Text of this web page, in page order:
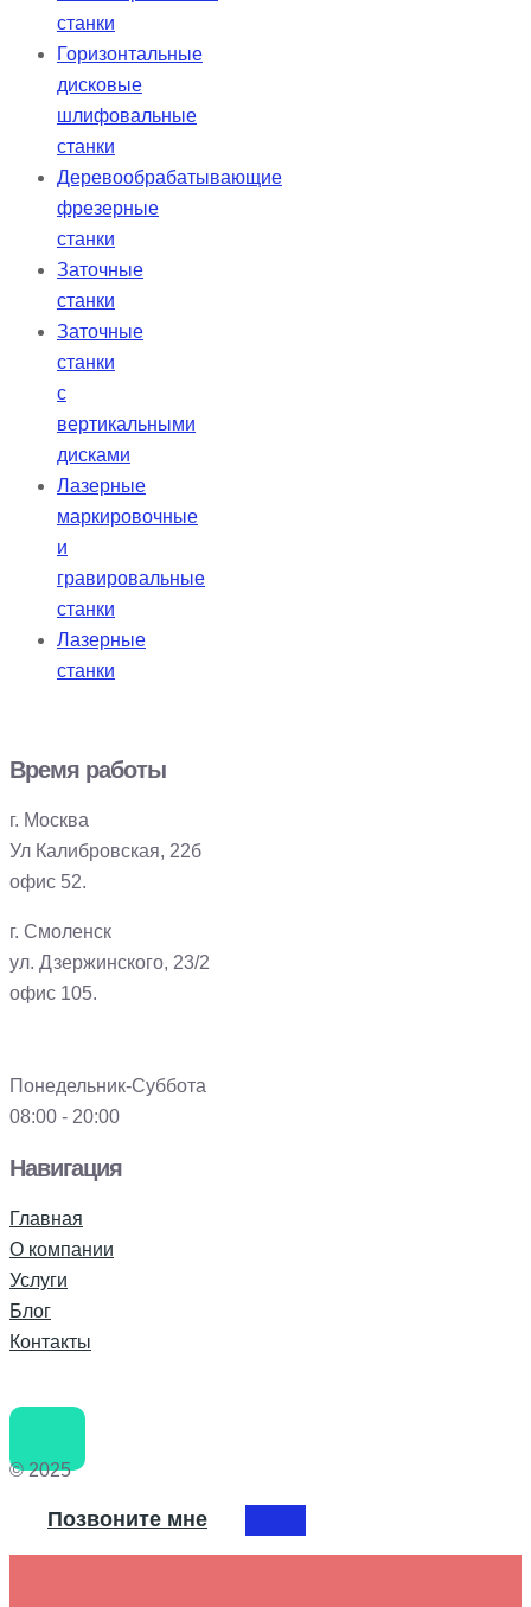
станки
Горизонтальные
дисковые
шлифовальные
станки
Деревообрабатывающие
фрезерные
станки
Заточные
станки
Заточные
станки
с
вертикальными
дисками
Лазерные
маркировочные
и
гравировальные
станки
Лазерные
станки
Время работы
г. Москва
Ул Калибровская, 22б
офис 52.
г. Смоленск
ул. Дзержинского, 23/2
офис 105.
Понедельник-Суббота
08:00 - 20:00
Навигация
Главная
О компании
Услуги
Блог
Контакты
© 2025
Позвоните мне